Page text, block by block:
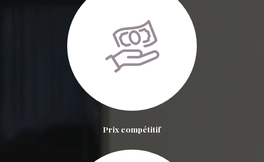
Prix compétitif